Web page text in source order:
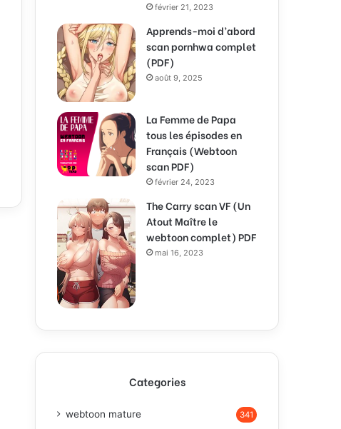
février 21, 2023
Apprends-moi d’abord
scan pornhwa complet
(PDF)
août 9, 2025
La Femme de Papa
tous les épisodes en
Français (Webtoon
scan PDF)
février 24, 2023
The Carry scan VF (Un
Atout Maître le
webtoon complet) PDF
mai 16, 2023
Categories
webtoon mature 341